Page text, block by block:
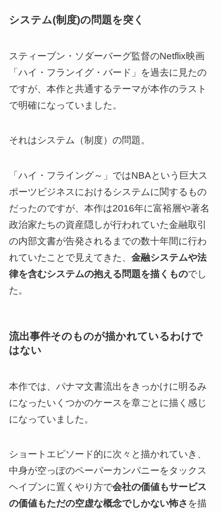
システム(制度)の問題を突く
スティーブン・ソダーバーグ監督のNetflix映画
「ハイ・フランイグ・バード」を過去に見たの
ですが、本作と共通するテーマが本作のラスト
で明確になっていました。
それはシステム（制度）の問題。
「ハイ・フライング～」ではNBAという巨大ス
ポーツビジネスにおけるシステムに関するもの
だったのですが、本作は2016年に富裕層や著名
政治家たちの資産隠しが行われていた金融取引
の内部文書が告発されるまでの数十年間に行わ
れていたことで見えてきた、 金融システムや法
律を含むシステムの抱える問題を描くものでし
た。
流出事件そのものが描かれているわけで
はない
本作では、 パナマ文書流出をきっかけに明るみ
になったいくつかのケースを章ごとに描く感じ
になっていました。
ショートエピソード的に次々と描かれていき、
中身が空っぽのペーパーカンパニーをタックス
ヘイブンに置くやり方で会社の価値もサービス
の価値もただの空虚な概念でしかない怖さ を描